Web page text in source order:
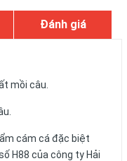
Đánh giá
mồi câu.
cám cá đặc biệt
H88 của công ty Hải